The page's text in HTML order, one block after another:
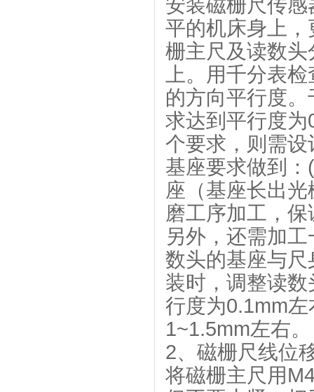
安装磁栅尺传
平的机床身上
栅主尺及读数
上。用千分表
的方向平行度
求达到平行度
个要求，则需
基座要求做到
座（基座长出
磨工序加工，
另外，还需加
数头的基座与
装时，调整读
行度为0.1mm
1~1.5mm左右。
2、磁栅尺线位
将磁栅主尺用